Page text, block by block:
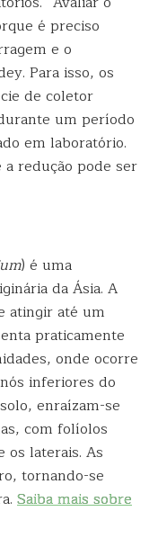
é preciso
e o
Para isso, os
de coletor
um período
em laboratório.
redução pode ser
) é uma
da Ásia. A
atingir até um
praticamente
onde ocorre
inferiores do
enraízam-se
com folíolos
os laterais. As
tornando-se
Saiba mais sobre